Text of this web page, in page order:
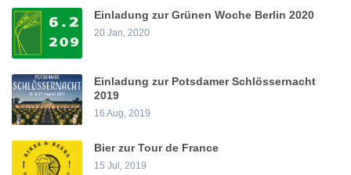
Einladung zur Grünen Woche Berlin 2020
20 Jan, 2020
Einladung zur Potsdamer Schlössernacht
2019
16 Aug, 2019
Bier zur Tour de France
15 Jul, 2019